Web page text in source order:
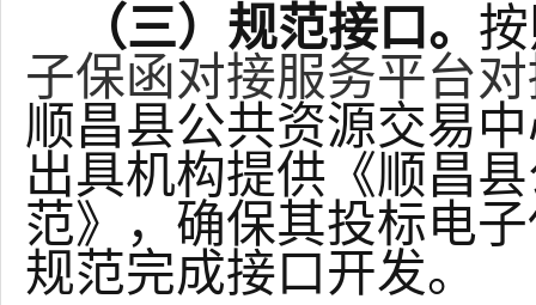
（三）规范接口。
子保函对接服务平台
顺昌县公共资源交易
出具机构提供《顺昌县
范》，确保其投标电
规范完成接口开发。